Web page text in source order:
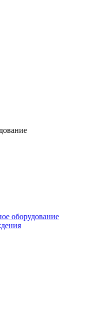
оборудование